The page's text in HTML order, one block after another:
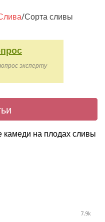
/Сорта сливы
эксперту
камеди на плодах сливы
7.9k